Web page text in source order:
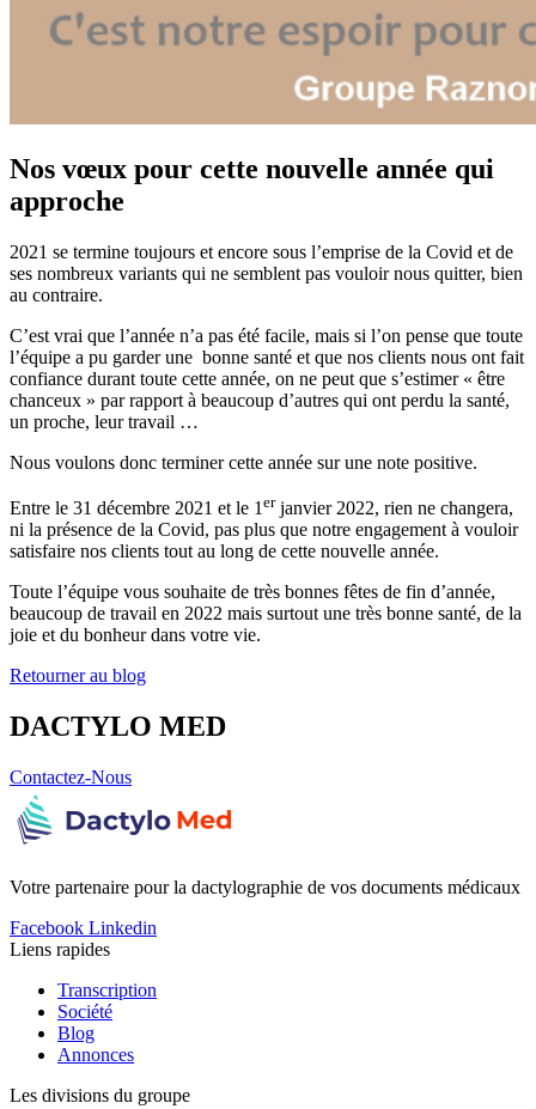
Nos vœux pour cette nouvelle année qui
approche
2021 se termine toujours et encore sous l’emprise de la Covid et de
ses nombreux variants qui ne semblent pas vouloir nous quitter, bien
au contraire.
C’est vrai que l’année n’a pas été facile, mais si l’on pense que toute
l’équipe a pu garder une bonne santé et que nos clients nous ont fait
confiance durant toute cette année, on ne peut que s’estimer « être
chanceux » par rapport à beaucoup d’autres qui ont perdu la santé,
un proche, leur travail …
Nous voulons donc terminer cette année sur une note positive.
Entre le 31 décembre 2021 et le 1 erjanvier 2022, rien ne changera,
ni la présence de la Covid, pas plus que notre engagement à vouloir
satisfaire nos clients tout au long de cette nouvelle année.
Toute l’équipe vous souhaite de très bonnes fêtes de fin d’année,
beaucoup de travail en 2022 mais surtout une très bonne santé, de la
joie et du bonheur dans votre vie.
Retourner au blog
DACTYLO MED
Contactez-Nous
Votre partenaire pour la dactylographie de vos documents médicaux
Facebook Linkedin
Liens rapides
Transcription
Société
Blog
Annonces
Les divisions du groupe